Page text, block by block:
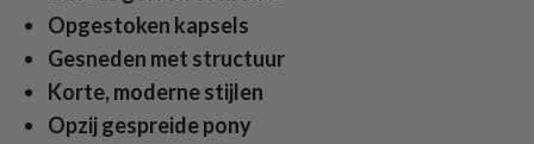
Opgestoken kapsels
Gesneden met structuur
Korte, moderne stijlen
Opzij gespreide pony